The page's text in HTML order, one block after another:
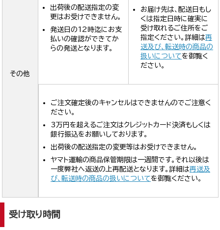
その他
出荷後の配送指定の変
更はお受けできません。
発送日の12時迄にお支
払いの確認ができてか
らの発送となります。
お届け先は、配送日もし
くは指定日時に確実に
受け取れるご住所をご
指定ください。詳細は再
送及び、転送時の商品の
扱いについてを御覧く
ださい。
ご注文確定後のキャンセルはできませんのでご注意く
ださい。
3万円を超えるご注文はクレジットカード決済もしくは
銀行振込をお願いしております。
出荷後の配送指定の変更等はお受けできません。
ヤマト運輸の商品保管期限は一週間です。それ以後は
一度弊社へ返送の上再配送となります。詳細は再送及
び、転送時の商品の扱いについてを御覧ください。
受け取り時間